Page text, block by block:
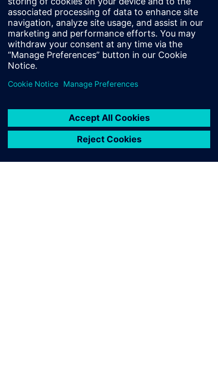
підключеному світі.
Дизайн-центр Xвсе ще є настільним додатком (з
опціями потокового передавання) з усіма тими ж
можливостями Designcenter, але все ліцензування,
розгортання, резервне копіювання та оновлення керує
Siemens.